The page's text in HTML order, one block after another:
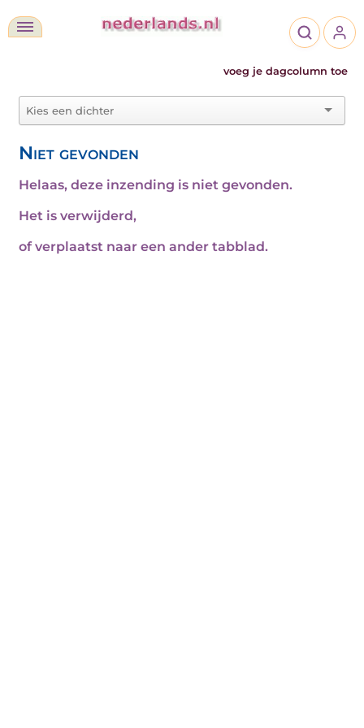
voeg je dagcolumn toe
Niet gevonden
Helaas, deze inzending is niet gevonden.
Het is verwijderd,
of verplaatst naar een ander tabblad.